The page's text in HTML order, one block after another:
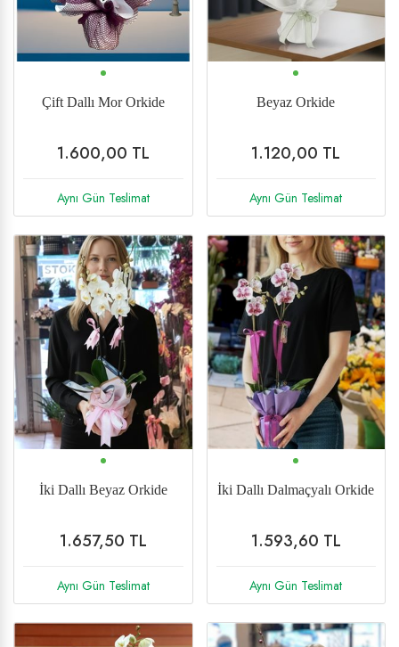
Vip
Karanfil
Cipsofilya(Şans Çiçeği)
Saksı Çiçekleri
Ay Çiçeği
Bonsai
Gelin Buketi
Düğün Çiçekleri
Cenaze Çelenkleri
Ferforje
Çift Dallı Mor Orkide
1.600,00 TL
Aynı Gün Teslimat
Beyaz Orkide
1.120,00 TL
Aynı Gün Teslimat
%2 İndirim Yeni
İki Dallı Beyaz Orkide
1.657,50 TL
Aynı Gün Teslimat
%25 İndirim Yeni
İki Dallı Dalmaçyalı Orkide
1.593,60 TL
Aynı Gün Teslimat
%20 İndirim Yeni %30 İndirim Yeni